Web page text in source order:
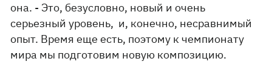
она. - Это, безусловно, новый и очень
серьезный уровень, и, конечно, несравнимый
опыт. Время еще есть, поэтому к чемпионату
мира мы подготовим новую композицию.